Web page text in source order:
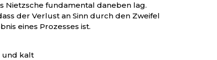
Nietzsche fundamental daneben lag.
der Verlust an Sinn durch den Zweifel
eines Prozesses ist.
und kalt